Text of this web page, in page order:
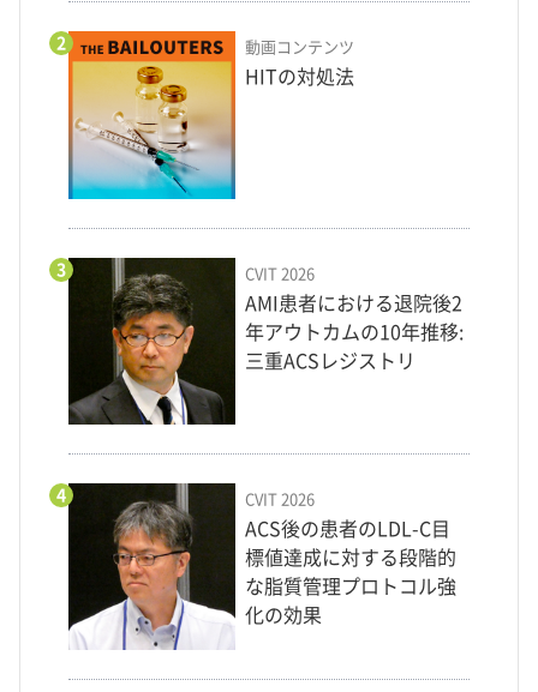
2 動画コンテンツ
HITの対処法
3 CVIT 2026
AMI患者における退院後2
年アウトカムの10年推移:
三重ACSレジストリ
4 CVIT 2026
ACS後の患者のLDL-C目
標値達成に対する段階的
な脂質管理プロトコル強
化の効果